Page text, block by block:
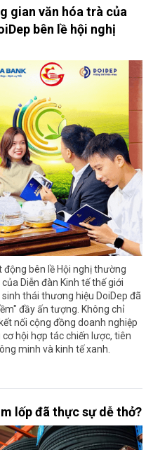
gian văn hóa trà của
bên lề hội nghị
bên lề Hội nghị thường
Diễn đàn Kinh tế thế giới
thái thương hiệu DoiDep đã
đầy ấn tượng. Không chỉ
nối cộng đồng doanh nghiệp
hội hợp tác chiến lược, tiên
minh và kinh tế xanh.
lốp đã thực sự dễ thở?